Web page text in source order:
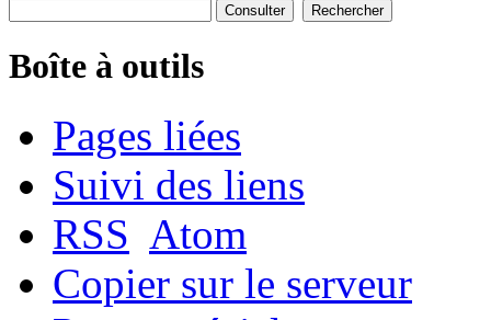
Boîte à outils
Pages liées
Suivi des liens
RSS Atom
Copier sur le serveur